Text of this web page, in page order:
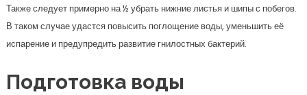
Также следует примерно на ½ убрать нижние листья и шипы с побегов.
В таком случае удастся повысить поглощение воды, уменьшить её
испарение и предупредить развитие гнилостных бактерий.
Подготовка воды